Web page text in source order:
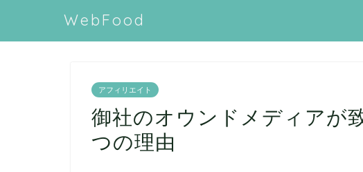
WebFood
アフィリエイト
御社のオウンドメディアが
つの理由